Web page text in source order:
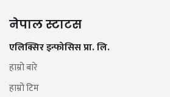
नेपाल स्टाटस
एलिक्सिर इन्फोसिस प्रा. लि.
हाम्रो बारे
हाम्रो टिम